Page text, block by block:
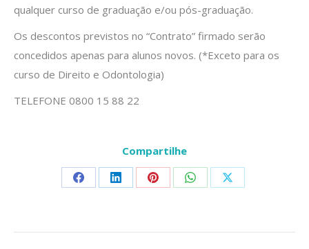
qualquer curso de graduação e/ou pós-graduação.
Os descontos previstos no “Contrato” firmado serão
concedidos apenas para alunos novos. (*Exceto para os
curso de Direito e Odontologia)
TELEFONE 0800 15 88 22
Compartilhe
Share Share Share Share Share